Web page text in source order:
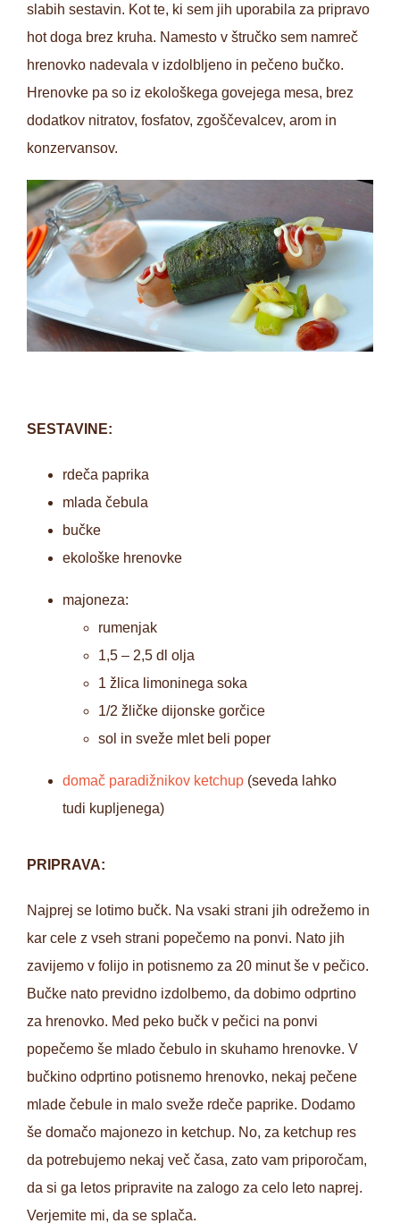
slabih sestavin. Kot te, ki sem jih uporabila za pripravo
hot doga brez kruha. Namesto v štručko sem namreč
hrenovko nadevala v izdolbljeno in pečeno bučko.
Hrenovke pa so iz ekološkega govejega mesa, brez
dodatkov nitratov, fosfatov, zgoščevalcev, arom in
konzervansov.
SESTAVINE:
rdeča paprika
mlada čebula
bučke
ekološke hrenovke
majoneza:
rumenjak
1,5 – 2,5 dl olja
1 žlica limoninega soka
1/2 žličke dijonske gorčice
sol in sveže mlet beli poper
domač paradižnikov ketchup (seveda lahko
tudi kupljenega)
PRIPRAVA:
Najprej se lotimo bučk. Na vsaki strani jih odrežemo in
kar cele z vseh strani popečemo na ponvi. Nato jih
zavijemo v folijo in potisnemo za 20 minut še v pečico.
Bučke nato previdno izdolbemo, da dobimo odprtino
za hrenovko. Med peko bučk v pečici na ponvi
popečemo še mlado čebulo in skuhamo hrenovke. V
bučkino odprtino potisnemo hrenovko, nekaj pečene
mlade čebule in malo sveže rdeče paprike. Dodamo
še domačo majonezo in ketchup. No, za ketchup res
da potrebujemo nekaj več časa, zato vam priporočam,
da si ga letos pripravite na zalogo za celo leto naprej.
Verjemite mi, da se splača.